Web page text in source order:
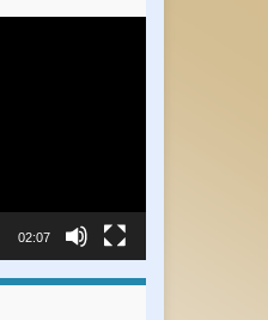
02:07